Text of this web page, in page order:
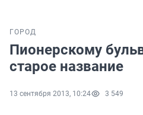
ГОРОД
Пионерскому
старое название
13 сентября 2013, 10:24 3 549